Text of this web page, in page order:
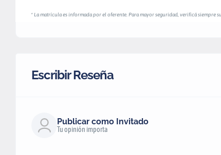
* La matrícula es informada por el oferente. Para mayor seguridad, verificá siempre
Escribir Reseña
Publicar como Invitado
Tu opinión importa